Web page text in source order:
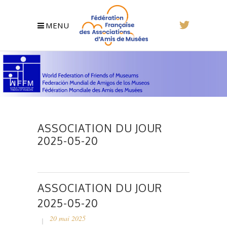
MENU
ASSOCIATION DU JOUR
2025-05-20
ASSOCIATION DU JOUR
2025-05-20
20 mai 2025